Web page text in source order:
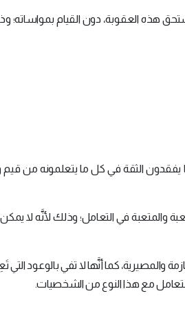
هذه العقوبة، دون القيام بمواساته؛
الثقة في كل ما يتعلمونه من قيم
في التعامل؛ وذلك لأنَّه لا يمكن
والمصيرية، كما أنَّها لا تفي بالوعود التي
للتعامل مع هذا النوع من الشخصيات.